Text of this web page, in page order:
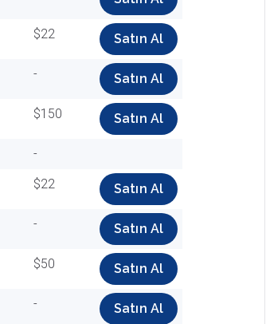
$22 Satın Al
- Satın Al
$150 Satın Al
-
$22 Satın Al
- Satın Al
$50 Satın Al
- Satın Al